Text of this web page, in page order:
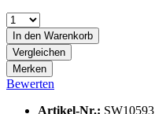
In den Warenkorb
Vergleichen
Merken
Bewerten
Artikel-Nr.: SW10593